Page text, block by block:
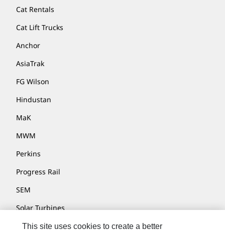
Cat Rentals
Cat Lift Trucks
Anchor
AsiaTrak
FG Wilson
Hindustan
MaK
MWM
Perkins
Progress Rail
SEM
Solar Turbines
SPM Oil & Gas
This site uses cookies to create a better